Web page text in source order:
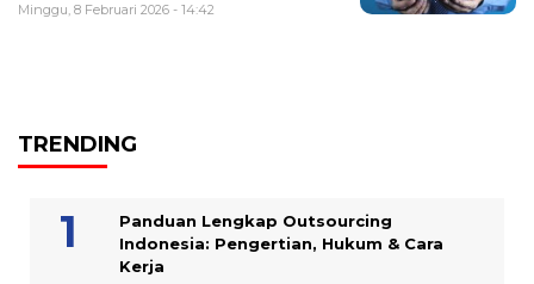
Minggu, 8 Februari 2026 - 14:42
TRENDING
Panduan Lengkap Outsourcing
Indonesia: Pengertian, Hukum & Cara
Kerja